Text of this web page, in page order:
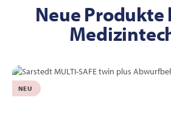
Neue Produkte
NEU